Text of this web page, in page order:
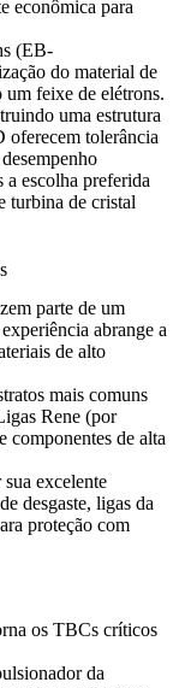
econômica para
(EB-
do material de
um feixe de elétrons.
uma estrutura
oferecem tolerância
a escolha preferida
turbina de cristal
parte de um
abrange a
de alto
mais comuns
Rene (por
componentes de alta
excelente
desgaste, ligas da
proteção com
os TBCs críticos
da